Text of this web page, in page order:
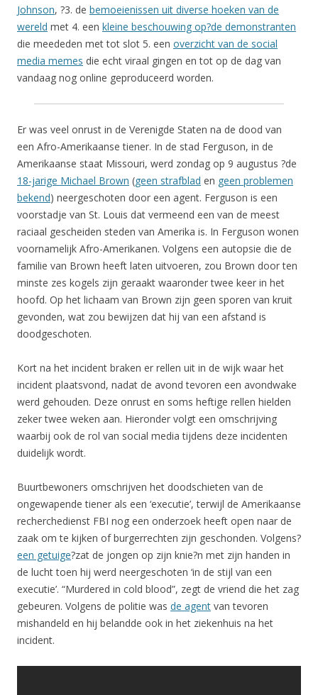
Johnson, ?3. de bemoeienissen uit diverse hoeken van de
wereld met 4. een kleine beschouwing op?de demonstranten
die meededen met tot slot 5. een overzicht van de social
media memes die echt viraal gingen en tot op de dag van
vandaag nog online geproduceerd worden.
Er was veel onrust in de Verenigde Staten na de dood van
een Afro-Amerikaanse tiener. In de stad Ferguson, in de
Amerikaanse staat Missouri, werd zondag op 9 augustus ?de
18-jarige Michael Brown (geen strafblad en geen problemen
bekend) neergeschoten door een agent. Ferguson is een
voorstadje van St. Louis dat vermeend een van de meest
raciaal gescheiden steden van Amerika is. In Ferguson wonen
voornamelijk Afro-Amerikanen. Volgens een autopsie die de
familie van Brown heeft laten uitvoeren, zou Brown door ten
minste zes kogels zijn geraakt waaronder twee keer in het
hoofd. Op het lichaam van Brown zijn geen sporen van kruit
gevonden, wat zou bewijzen dat hij van een afstand is
doodgeschoten.
Kort na het incident braken er rellen uit in de wijk waar het
incident plaatsvond, nadat de avond tevoren een avondwake
werd gehouden. Deze onrust en soms heftige rellen hielden
zeker twee weken aan. Hieronder volgt een omschrijving
waarbij ook de rol van social media tijdens deze incidenten
duidelijk wordt.
Buurtbewoners omschrijven het doodschieten van de
ongewapende tiener als een ‘executie’, terwijl de Amerikaanse
recherchedienst FBI nog een onderzoek heeft open naar de
zaak om te kijken of burgerrechten zijn geschonden. Volgens?
een getuige?zat de jongen op zijn knie?n met zijn handen in
de lucht toen hij werd neergeschoten ‘in de stijl van een
executie’. “Murdered in cold blood”, zegt de vriend die het zag
gebeuren. Volgens de politie was de agent van tevoren
mishandeld en hij belandde ook in het ziekenhuis na het
incident.